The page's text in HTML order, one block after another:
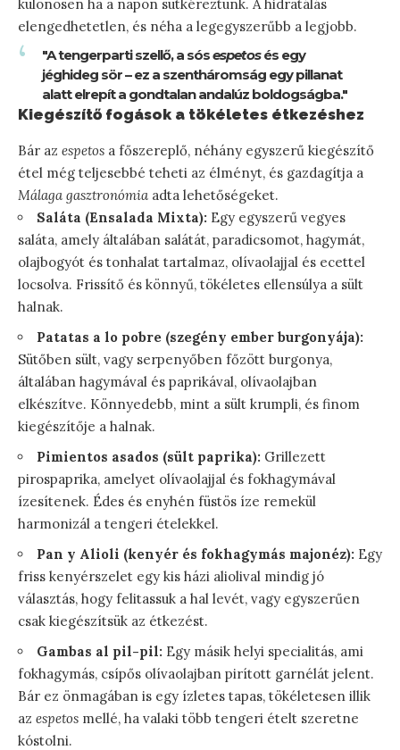
különösen ha a napon sütkéreztünk. A hidratálás
elengedhetetlen, és néha a legegyszerűbb a legjobb.
"A tengerparti szellő, a sósespetosés egy
jéghideg sör – ez a szentháromság egy pillanat
alatt elrepít a gondtalan andalúz boldogságba."
Kiegészítő fogások a tökéletes étkezéshez
Bár az espetos a főszereplő, néhány egyszerű kiegészítő
étel még teljesebbé teheti az élményt, és gazdagítja a
Málaga gasztronómia adta lehetőségeket.
Saláta (Ensalada Mixta): Egy egyszerű vegyes
saláta, amely általában salátát, paradicsomot, hagymát,
olajbogyót és tonhalat tartalmaz, olívaolajjal és ecettel
locsolva. Frissítő és könnyű, tökéletes ellensúlya a sült
halnak.
Patatas a lo pobre (szegény ember burgonyája):
Sütőben sült, vagy serpenyőben főzött burgonya,
általában hagymával és paprikával, olívaolajban
elkészítve. Könnyedebb, mint a sült krumpli, és finom
kiegészítője a halnak.
Pimientos asados (sült paprika): Grillezett
pirospaprika, amelyet olívaolajjal és fokhagymával
ízesítenek. Édes és enyhén füstös íze remekül
harmonizál a tengeri ételekkel.
Pan y Alioli (kenyér és fokhagymás majonéz): Egy
friss kenyérszelet egy kis házi aliolival mindig jó
választás, hogy felitassuk a hal levét, vagy egyszerűen
csak kiegészítsük az étkezést.
Gambas al pil-pil: Egy másik helyi specialitás, ami
fokhagymás, csípős olívaolajban pirított garnélát jelent.
Bár ez önmagában is egy ízletes tapas, tökéletesen illik
az espetos mellé, ha valaki több tengeri ételt szeretne
kóstolni.